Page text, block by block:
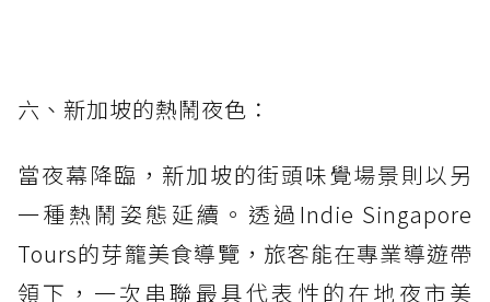
六、新加坡的熱鬧夜色：
當夜幕降臨，新加坡的街頭味覺場景則以另
一種熱鬧姿態延續。透過Indie Singapore
Tours的芽籠美食導覽，旅客能在專業導遊帶
領下，一次串聯最具代表性的在地夜市美